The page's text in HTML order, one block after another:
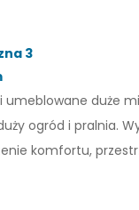
3
umeblowane duże
ogród i pralnia.
komfortu,